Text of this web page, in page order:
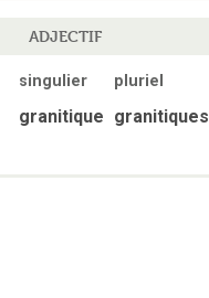
ADJECTIF
singulier
pluriel
granitique granitiques